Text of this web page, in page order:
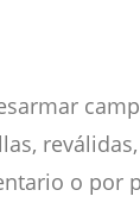
o por